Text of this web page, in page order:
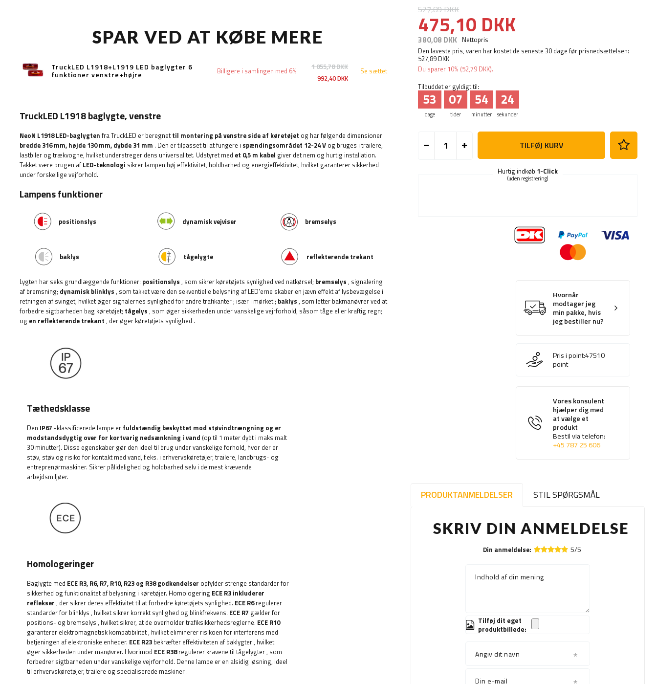
527,89 DKK
475,10 DKK
380,08 DKK Nettopris
Den laveste pris, varen har kostet de seneste 30 dage før prisnedsættelsen:
527,89 DKK
Du sparer 10% (52,79 DKK).
Tilbuddet er gyldigt til:
dage
53
tider
07
minutter
54
sekunder
23
TILFØJ KURV
Hurtig indkøb 1-Click
(uden registrering)
Hvornår
modtager jeg
min pakke, hvis
jeg bestiller nu?
Pris i point:47510
point
Vores konsulent
hjælper dig med
at vælge et
produkt
Bestil via telefon:
+45 787 25 606
PRODUKTANMELDELSER STIL SPØRGSMÅL
SKRIV DIN ANMELDELSE
Din anmeldelse: 5/5
Indhold af din mening
Tilføj dit eget
produktbillede:
Angiv dit navn
Din e-mail
SPAR VED AT KØBE MERE
TruckLED L1918+L1919 LED baglygter 6
funktioner venstre+højre
1 055,78 DKK
992,40 DKK
Billigere i samlingen med 6% Se sættet
TruckLED L1918 baglygte, venstre
NeoN L1918 LED-baglygten fra TruckLED er beregnettil montering på venstre side af køretøjet og har følgende dimensioner:
bredde 316 mm, højde 130 mm, dybde 31 mm . Den er tilpasset til at fungere i spændingsområdet 12-24 V og bruges i trailere,
lastbiler og trækvogne, hvilket understreger dens universalitet. Udstyret med et 0,5 m kabel giver det nem og hurtig installation.
Takket være brugen af ​​LED-teknologi sikrer lampen høj effektivitet, holdbarhed og energieffektivitet, hvilket garanterer sikkerhed
under forskellige vejforhold.
Lampens funktioner
positionslys dynamiskvejviser bremselys
baklys tågelygte reflekterende trekant
Lygten har seks grundlæggende funktioner: positionslys , som sikrer køretøjets synlighed ved natkørsel; bremselys , signalering
af bremsning; dynamisk blinklys , som takket være den sekventielle belysning af LED'erne skaber en jævn effekt af lysbevægelse i
retningen af ​​svinget, hvilket øger signalernes synlighed for andre trafikanter; især i mørket; baklys , som letter bakmanøvrer ved at
forbedre sigtbarheden bag køretøjet; tågelys , som øger sikkerheden under vanskelige vejrforhold, såsom tåge eller kraftig regn;
og en reflekterende trekant , der øger køretøjets synlighed .
Tæthedsklasse
Den IP67 -klassificerede lampe er fuldstændig beskyttet mod støvindtrængning og er
modstandsdygtig over for kortvarig nedsænkning i vand (op til 1 meter dybt i maksimalt
30 minutter). Disse egenskaber gør den ideel til brug under vanskelige forhold, hvor der er
støv, støv og risiko for kontakt med vand, f.eks. i erhvervskøretøjer, trailere, landbrugs- og
entreprenørmaskiner. Sikrer pålidelighed og holdbarhed selv i de mest krævende
arbejdsmiljøer.
Homologeringer
Baglygte med ECE R3, R6, R7, R10, R23 og R38 godkendelser opfylder strenge standarder for
sikkerhed og funktionalitet af belysning i køretøjer. Homologering ECE R3 inkluderer
reflekser , der sikrer deres effektivitet til at forbedre køretøjets synlighed. ECE R6regulerer
standarder for blinklys , hvilket sikrer korrekt synlighed og blinkfrekvens. ECE R7 gælder for
positions- og bremselys , hvilket sikrer, at de overholder trafiksikkerhedsreglerne. ECE R10
garanterer elektromagnetisk kompatibilitet, hvilket eliminerer risikoen for interferens med
betjeningen af ​​elektroniske enheder. ECE R23 bekræfter effektiviteten af ​​baklygter, hvilket
øger sikkerheden under manøvrer. Hvorimod ECE R38regulerer kravene til tågelygter, som
forbedrer sigtbarheden under vanskelige vejrforhold. Denne lampe er en alsidig løsning, ideel
til erhvervskøretøjer, trailere og specialiserede maskiner .